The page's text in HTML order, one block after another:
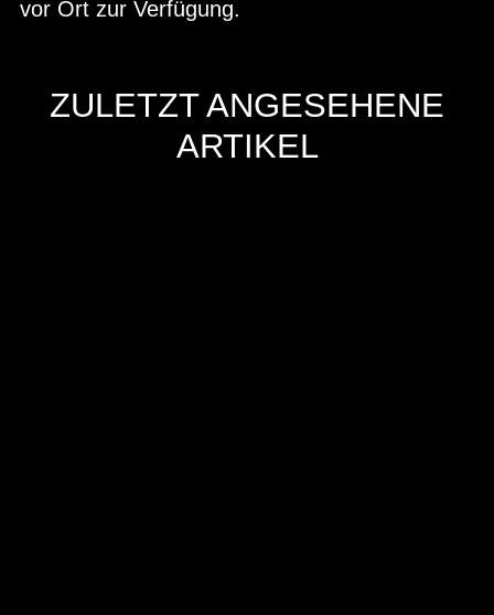
vor Ort zur Verfügung.
ZULETZT ANGESEHENE
ARTIKEL